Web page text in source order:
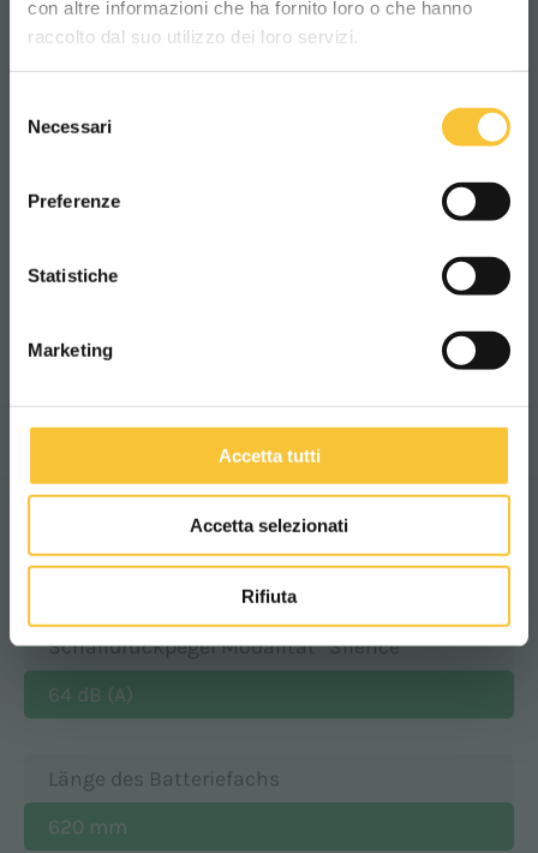
con altre informazioni che ha fornito loro o che hanno
raccolto dal suo utilizzo dei loro servizi.
delNecessari
Preferenze
Statistiche
Marketing
Accetta tutti
Accetta selezionati
Rifiuta
Technische Daten
Schalldruckpegel Modalität “Silence”
64 dB (A)
Länge des Batteriefachs
620 mm
REACH
+
+
lingua per una migliore esperienza di
navigazione